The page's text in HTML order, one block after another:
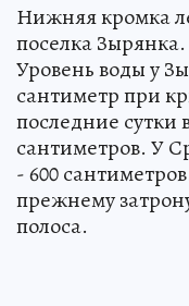
Нижняя кромка
поселка
Уровень воды у
сантиметр при
последние сутки
сантиметров. У
- 600
прежнему
полоса.